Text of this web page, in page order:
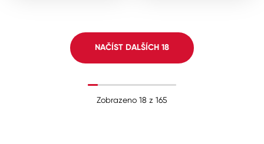
NAČÍST DALŠÍCH 18
Zobrazeno 18 z 165